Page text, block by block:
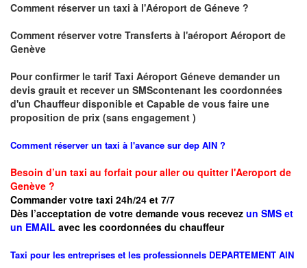
Comment réserver un taxi à l'Aéroport de Géneve ?
Comment réserver votre Transferts à l'aéroport Aéroport de
Genève
Pour confirmer le tarif Taxi Aéroport Géneve demander un
devis grauit et recever un SMScontenant les coordonnées
d'un Chauffeur disponible et Capable de vous faire une
proposition de prix (sans engagement )
Comment réserver un taxi à l'avance sur dep AIN ?
Besoin d’un taxi au forfait pour aller ou quitter l'Aeroport de
Genève ?
Commander votre taxi 24h/24 et 7/7
Dès l’acceptation de votre demande vous recevez un SMS et
un EMAIL avec les coordonnées du chauffeur
Taxi pour les entreprises et les professionnels DEPARTEMENT AIN